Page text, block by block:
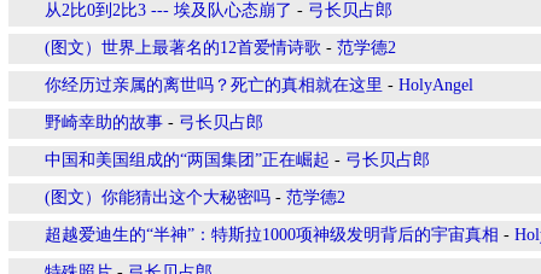
从2比0到2比3 --- 埃及队心态崩了 - 弓长贝占郎
(图文）世界上最著名的12首爱情诗歌 - 范学德2
你经历过亲属的离世吗？死亡的真相就在这里 - HolyAngel
野崎幸助的故事 - 弓长贝占郎
中国和美国组成的“两国集团”正在崛起 - 弓长贝占郎
(图文）你能猜出这个大秘密吗 - 范学德2
超越爱迪生的“半神”：特斯拉1000项神级发明背后的宇宙真相 -